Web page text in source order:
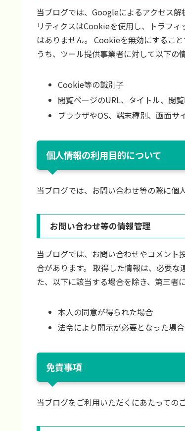
当ブログでは、Googleによるアクセス
リティクスはCookieを使用し、トラフ
はありません。 Cookieを無効にするこ
うち、ツール提供事業者に対して以下の
Cookie等の識別子
閲覧ページのURL、タイトル、閲
ブラウザやOS、端末種別、画面
個人情報の利用目的について
当ブログでは、お問い合わせ等の際に個
お問い合わせ等の情報管理
当ブログでは、お問い合わせやコメント
合があります。 取得した情報は、必要
た、以下に該当する場合を除き、第三者
本人の同意が得られた場合
法令により開示が必要となった場合
免責事項
当ブログをご利用いただくにあたっての